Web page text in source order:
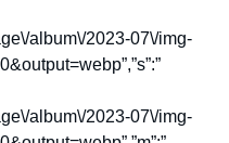
album\/2023-07\/img-
album\/2023-07\/img-